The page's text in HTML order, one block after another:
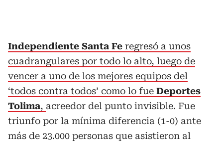
Independiente Santa Fe regresó a unos
cuadrangulares por todo lo alto, luego de
vencer a uno de los mejores equipos del
‘todos contra todos’ como lo fue Deportes
Tolima, acreedor del punto invisible. Fue
triunfo por la mínima diferencia (1-0) ante
más de 23.000 personas que asistieron al